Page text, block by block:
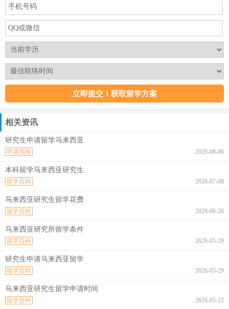
相关资讯
研究生申请留学马来西亚
2026-08-06
申请指南
本科留学马来西亚研究生
2026-07-08
留学百科
马来西亚研究生留学花费
2026-06-26
留学百科
马来西亚研究所留学条件
2026-05-29
留学百科
研究生申请马来西亚留学
2026-05-29
留学百科
马来西亚研究生留学申请时间
2026-05-22
留学百科